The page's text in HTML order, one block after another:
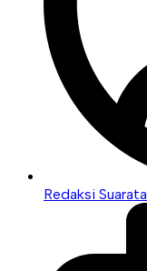
Redaksi Suarata